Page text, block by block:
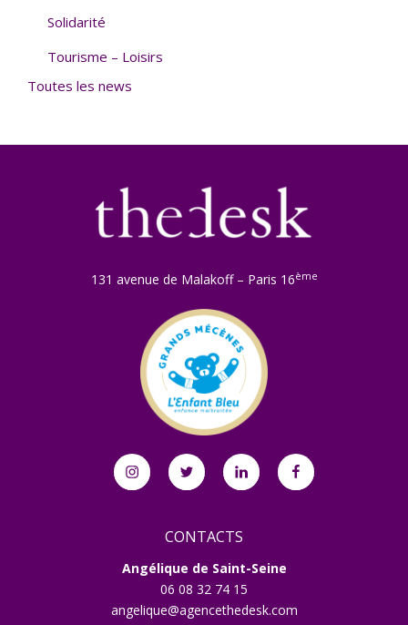
Solidarité
Tourisme – Loisirs
Toutes les news
131 avenue de Malakoff – Paris 16ème
InstagramTwitter Linkedin Facebook
CONTACTS
Angélique de Saint-Seine
06 08 32 74 15
angelique@agencethedesk.com